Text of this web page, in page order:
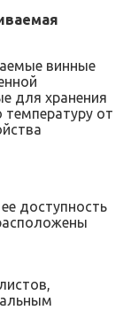
винные
для хранения
от
доступность